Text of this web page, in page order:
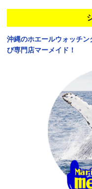
沖縄のホエールウォッチン
び専門店マーメイド！